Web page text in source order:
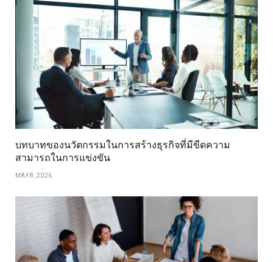
บทบาทของนวัตกรรมในการสร้างธุรกิจที่มีขีดความ
สามารถในการแข่งขัน
MAY 8, 2026